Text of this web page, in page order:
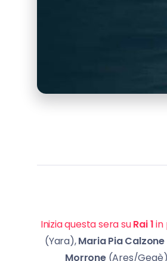
Inizia questa sera suRai 1in
(Yara),Maria Pia Calzone
Morrone(Ares/